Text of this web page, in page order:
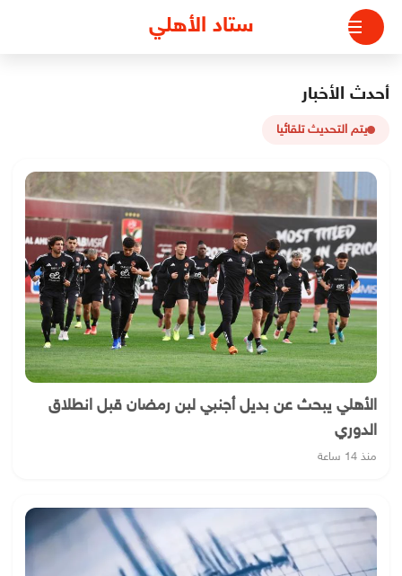
التجاوز
المحتوى
ستاد الأهلي
أحدث الأخبار
يتم التحديث تلقائيا
الأهلي يبحث عن بديل أجنبي لبن رمضان قبل انطلاق
الدوري
منذ 14 ساعة